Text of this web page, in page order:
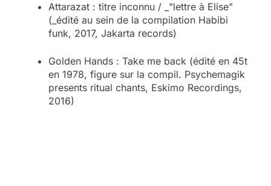
Attarazat : titre inconnu / _"lettre à Elise"
(_édité au sein de la compilation Habibi
funk, 2017, Jakarta records)
Golden Hands : Take me back (édité en 45t
en 1978, figure sur la compil. Psychemagik
presents ritual chants, Eskimo Recordings,
2016)